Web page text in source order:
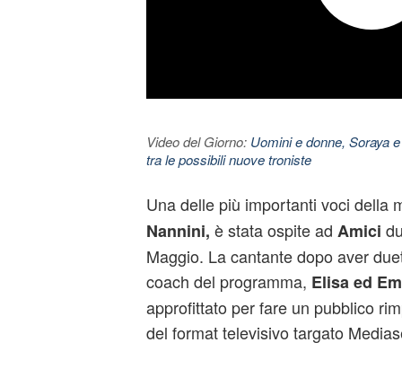
Video del Giorno: Uomini e donne, Soraya
tra le possibili nuove troniste
Una delle più importanti voci della
Nannini, è stata ospite ad Amici
Maggio. La cantante dopo aver
coach del programma, Elisa ed
approfittato per fare un pubblico
del format televisivo targato